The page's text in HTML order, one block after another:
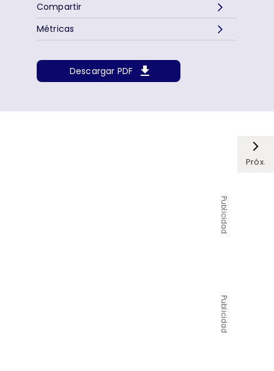
Descargar PDF
Métricas
Compartir
Próx.
Publicidad
Publicidad